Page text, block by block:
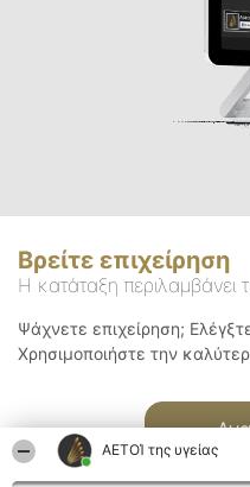
ΑΕΤΟΊ της υγείας
Βρείτε επιχείρηση
Η κατάταξη περιλαμβάνει
Ψάχνετε επιχείρηση;
Χρησιμοποιήστε την